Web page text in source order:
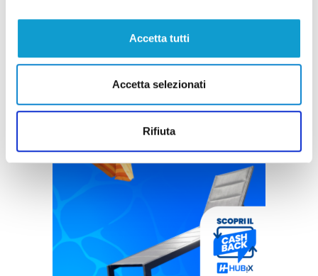
Accetta tutti
Accetta selezionati
Rifiuta